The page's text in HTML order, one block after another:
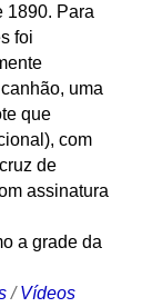
1890. Para
foi
uma
que
com
de
assinatura
a grade da
/Vídeos